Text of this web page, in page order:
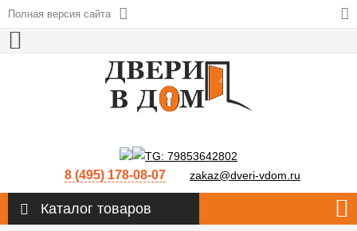
Полная версия сайта
8 (495) 178-08-07 zakaz@dveri-vdom.ru
Каталог товаров